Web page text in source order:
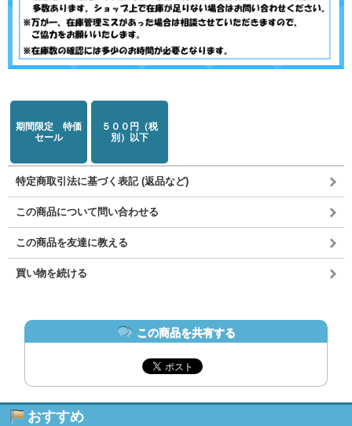
期間限定 特価
セール
５００円（税
別）以下
特定商取引法に基づく表記 (返品など)
この商品について問い合わせる
この商品を友達に教える
買い物を続ける
この商品を共有する
おすすめ